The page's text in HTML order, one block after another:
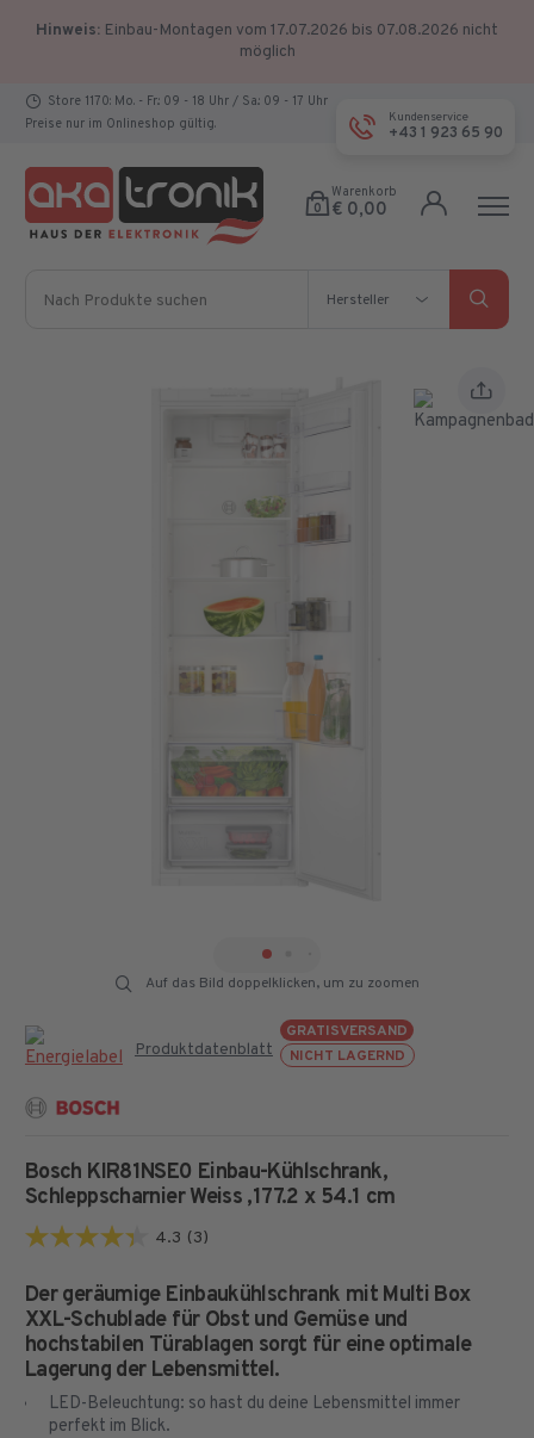
Hinweis: Einbau-Montagen vom 17.07.2026 bis 07.08.2026 nicht
möglich
Store 1170: Mo. - Fr.: 09 - 18 Uhr / Sa.: 09 - 17 Uhr
Preise nur im Onlineshop gültig.
Kundenservice
+43 1 923 65 90
0
Warenkorb
€ 0,00
Hersteller
Auf das Bild doppelklicken, um zu zoomen
Produktdatenblatt
GRATISVERSAND
NICHT LAGERND
Bosch KIR81NSE0 Einbau-Kühlschrank,
Schleppscharnier Weiss ,177.2 x 54.1 cm
4.3 (3)
4.3
5
Sternen.
3
Bewertungen
Der geräumige Einbaukühlschrank mit Multi Box
XXL-Schublade für Obst und Gemüse und
hochstabilen Türablagen sorgt für eine optimale
Lagerung der Lebensmittel.
LED-Beleuchtung: so hast du deine Lebensmittel immer
perfekt im Blick.